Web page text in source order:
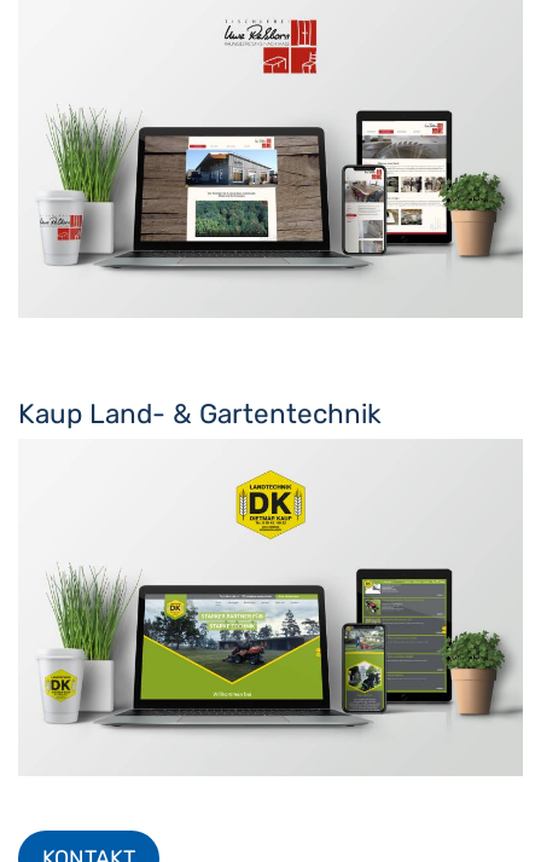
Kaup Land- & Gartentechnik